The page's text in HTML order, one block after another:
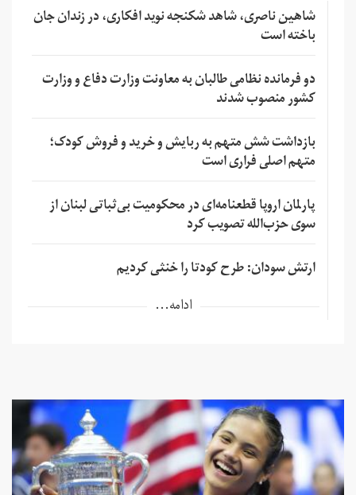
شاهین ناصری، شاهد شکنجه نوید افکاری، در زندان جان
باخته است
دو فرمانده نظامی طالبان به معاونت وزارت دفاع و وزارت
کشور منصوب شدند
بازداشت شش متهم به ربایش و خرید و فروش کودک؛
متهم اصلی فراری است
پارلمان اروپا قطعنامه‌ای در محکومیت بی‌ثباتی لبنان از
سوی حزب‌الله تصویب کرد
ارتش سودان: طرح کودتا را خنثی کردیم
ادامه...